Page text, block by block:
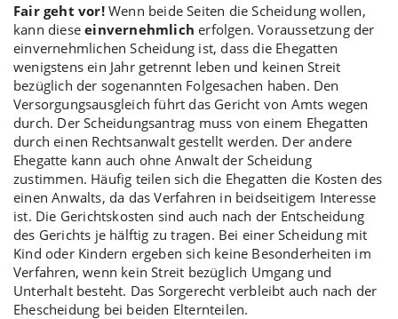
Fair geht vor!Wenn beide Seiten die Scheidung wollen,
kann dieseeinvernehmlich erfolgen. Voraussetzung der
einvernehmlichen Scheidung ist, dass die Ehegatten
wenigstens ein Jahr getrennt leben und keinen Streit
bezüglich der sogenannten Folgesachen haben. Den
Versorgungsausgleich führt das Gericht von Amts wegen
durch. Der Scheidungsantrag muss von einem Ehegatten
durch einen Rechtsanwalt gestellt werden. Der andere
Ehegatte kann auch ohne Anwalt der Scheidung
zustimmen. Häufig teilen sich die Ehegatten die Kosten des
einen Anwalts, da das Verfahren in beidseitigem Interesse
ist. Die Gerichtskosten sind auch nach der Entscheidung
des Gerichts je hälftig zu tragen. Bei einer Scheidung mit
Kind oder Kindern ergeben sich keine Besonderheiten im
Verfahren, wenn kein Streit bezüglich Umgang und
Unterhalt besteht. Das Sorgerecht verbleibt auch nach der
Ehescheidung bei beiden Elternteilen.